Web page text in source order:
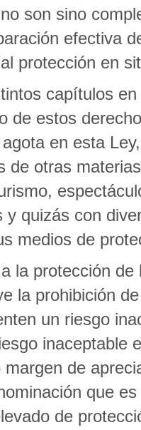
son sino
efectiva
protección en
capítulos
de estos
en esta
de otras
y quizás con
medios de
la protección
la prohibición
un riesgo
inaceptable
de
que
de